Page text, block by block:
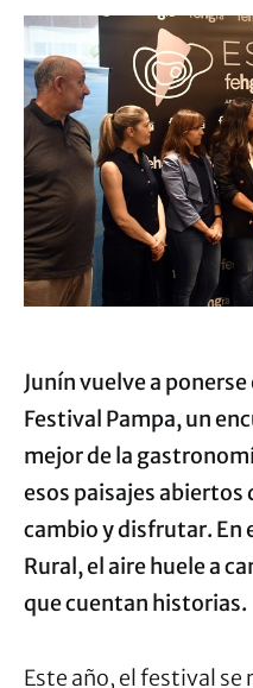
Junín vuelve a
Festival Pampa, un
mejor de la
esos paisajes abiertos
cambio y disfrutar. En
Rural, el aire huele a
que cuentan historias.
Este año, el festival se